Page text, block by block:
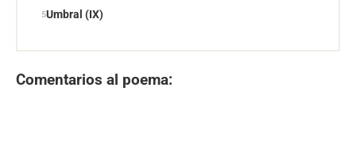
Umbral (IX)
Comentarios al poema: